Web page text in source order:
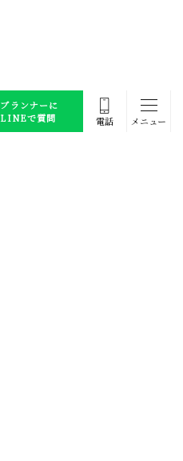
プランナーに
LINEで質問
電話 メニュー